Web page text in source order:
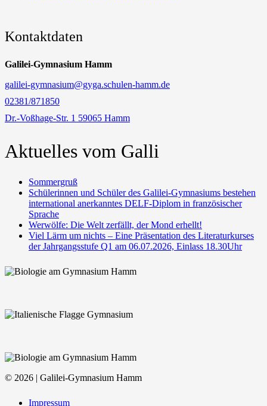
Kontaktdaten
Galilei-Gymnasium Hamm
galilei-gymnasium@gyga.schulen-hamm.de
02381/871850
Dr.-Voßhage-Str. 1 59065 Hamm
Aktuelles vom Galli
Sommergruß
Schülerinnen und Schüler des Galilei-Gymnasiums bestehen
international anerkanntes DELF-Diplom in französischer
Sprache
Werwölfe: Die Welt zerfällt, der Mond erhellt!
Viel Lärm um nichts – Eine Präsentation des Literaturkurses
der Jahrgangsstufe Q1 am 06.07.2026, Einlass 18.30Uhr
© 2026 | Galilei-Gymnasium Hamm
Impressum